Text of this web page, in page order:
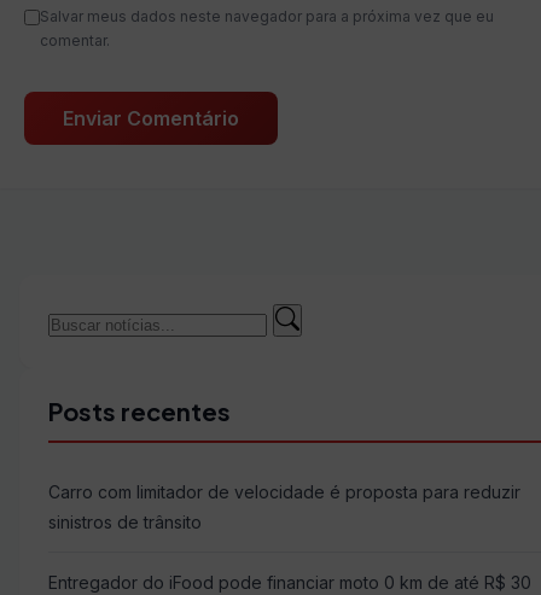
Salvar meus dados neste navegador para a próxima vez que eu
comentar.
Buscar
Buscar
Posts recentes
Carro com limitador de velocidade é proposta para reduzir
sinistros de trânsito
Entregador do iFood pode financiar moto 0 km de até R$ 30